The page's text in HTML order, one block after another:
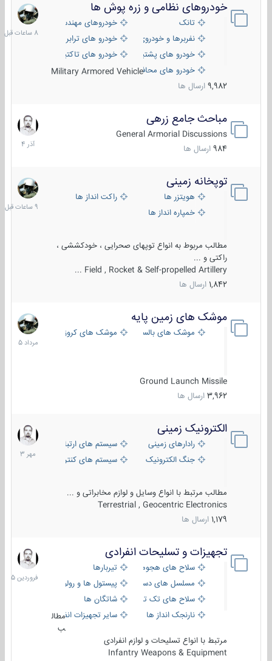
خودروهای نظامی و زره پوش ها
تانک
خودروهای مهندسی
نفربرها و خودروی های رزمی پیاده نظام
خودرو های ترابری نظامی
خودرو های پشتیبانی آتش ، شناسایی و ضد تانک
خودرو های تاکتیکی نظامی
خودرو های محافظت شدهMilitary Armored Vehicle
9,982 ارسال ها
8
ساعات
قبل
مباحث جامع زرهی
General Armorial Discussions
984 ارسال ها
7
آذر
1404
توپخانه زمینی
هویتزر ها
راکت انداز ها
خمپاره انداز ها
مطالب مربوط به انواع توپهای صحرایی ، خودکششی ،
راکتی و ...
Field , Rocket & Self-propelled Artillery ...
1,842 ارسال ها
9
ساعات
قبل
موشک های زمین پایه
موشک های بالستیک موشک های کروز
Ground Launch Missile
3,962 ارسال ها
2
مرداد
1405
الکترونیک زمینی
رادارهای زمینی
سیستم های ارتباطی و جمع آوری
جنگ الکترونیک
سیستم های کنترل آتش و تجهیزات
مطالب مرتبط با انواع وسایل و لوازم مخابراتی و ...
Terrestrial , Geocentric Electronics
1,179 ارسال ها
1
مهر
1403
تجهیزات و تسلیحات انفرادی
سلاح های هجومی
تیربارها
مسلسل های دستی
پیستول ها و رولورها
سلاح های تک تیر اندازیشاتگان ها
نارنجک انداز ها
سایر تجهیزات انفرادی
مطال
ب
مرتبط با انواع تسلیحات و لوازم انفرادی
Infantry Weapons & Equipment
17
فروردین
1405